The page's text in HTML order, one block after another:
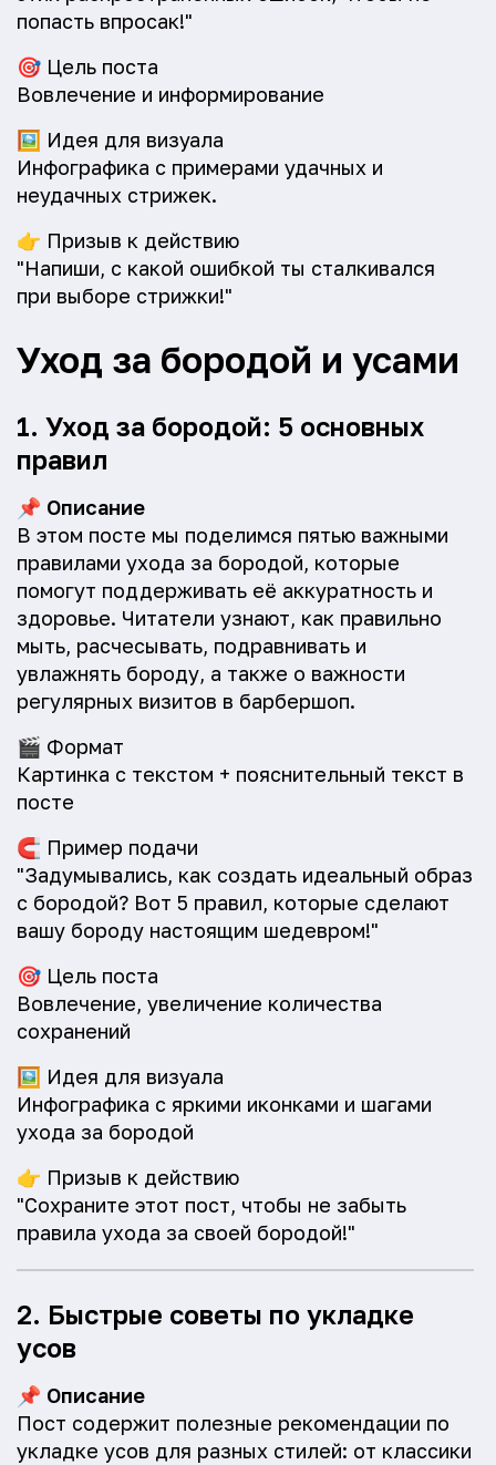
попасть впросак!"
🎯 Цель поста
Вовлечение и информирование
🖼️ Идея для визуала
Инфографика с примерами удачных и
неудачных стрижек.
👉 Призыв к действию
"Напиши, с какой ошибкой ты сталкивался
при выборе стрижки!"
Уход за бородой и усами
1. Уход за бородой: 5 основных
правил
📌 Описание
В этом посте мы поделимся пятью важными
правилами ухода за бородой, которые
помогут поддерживать её аккуратность и
здоровье. Читатели узнают, как правильно
мыть, расчесывать, подравнивать и
увлажнять бороду, а также о важности
регулярных визитов в барбершоп.
🎬 Формат
Картинка с текстом + пояснительный текст в
посте
🧲 Пример подачи
"Задумывались, как создать идеальный образ
с бородой? Вот 5 правил, которые сделают
вашу бороду настоящим шедевром!"
🎯 Цель поста
Вовлечение, увеличение количества
сохранений
🖼️ Идея для визуала
Инфографика с яркими иконками и шагами
ухода за бородой
👉 Призыв к действию
"Сохраните этот пост, чтобы не забыть
правила ухода за своей бородой!"
2. Быстрые советы по укладке
усов
📌 Описание
Пост содержит полезные рекомендации по
укладке усов для разных стилей: от классики